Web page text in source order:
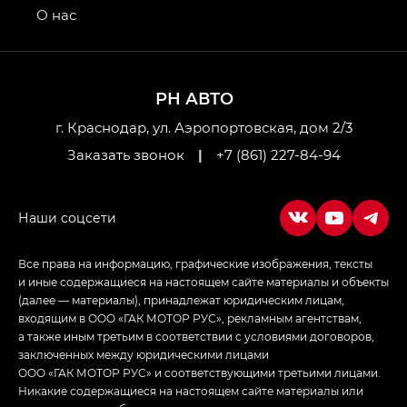
привод — GB AWD, Джи Эль Полный привод —
Джи Икс ПРЕМИУМ — GX PREMIUM, ЛАУНЖ —
LOUNGE
Empow — Эмпау (Empow) в комплектации
РН АВТО
г. Краснодар, ул. Аэропортовская, дом 2/3
Заказать звонок
| +7 (861) 227-84-94
О нас
Все права на информацию, графические изображения, тексты
и иные содержащиеся на настоящем сайте материалы и объекты
(далее — материалы), принадлежат юридическим лицам,
входящим в ООО «ГАК МОТОР РУС», рекламным агентствам,
а также иным третьим в соответствии с условиями договоров,
заключенных между юридическими лицами
ООО «ГАК МОТОР РУС» и соответствующими третьими лицами.
Никакие содержащиеся на настоящем сайте материалы или